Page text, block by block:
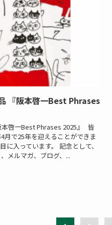
『阪本啓一Best Phrases
本啓一Best Phrases 2025』 皆
月で25年を迎えることができま
に入っています。 記念として、
メルマガ、ブログ、...